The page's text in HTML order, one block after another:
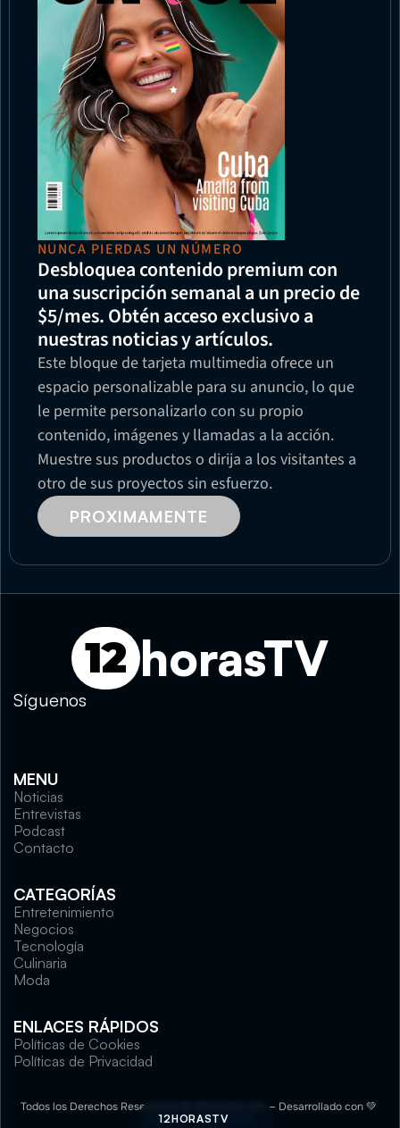
NUNCA PIERDAS UN NÚMERO
Desbloquea contenido premium con
una suscripción semanal a un precio de
$5/mes. Obtén acceso exclusivo a
nuestras noticias y artículos.
Este bloque de tarjeta multimedia ofrece un
espacio personalizable para su anuncio, lo que
le permite personalizarlo con su propio
contenido, imágenes y llamadas a la acción.
Muestre sus productos o dirija a los visitantes a
otro de sus proyectos sin esfuerzo.
PROXIMAMENTE
12 horasTV
Síguenos
MENU
Noticias
Entrevistas
Podcast
Contacto
CATEGORÍAS
Entretenimiento
Negocios
Tecnología
Culinaria
Moda
ENLACES RÁPIDOS
Políticas de Cookies
Políticas de Privacidad
ALEXLUNAFUNNELS
12HORASTV